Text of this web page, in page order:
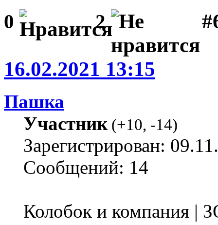
0 2
16.02.2021 13:15
Пашка
Участник(+10, -14)
Зарегистрирован:
Сообщений: 14
Колобок и компания |